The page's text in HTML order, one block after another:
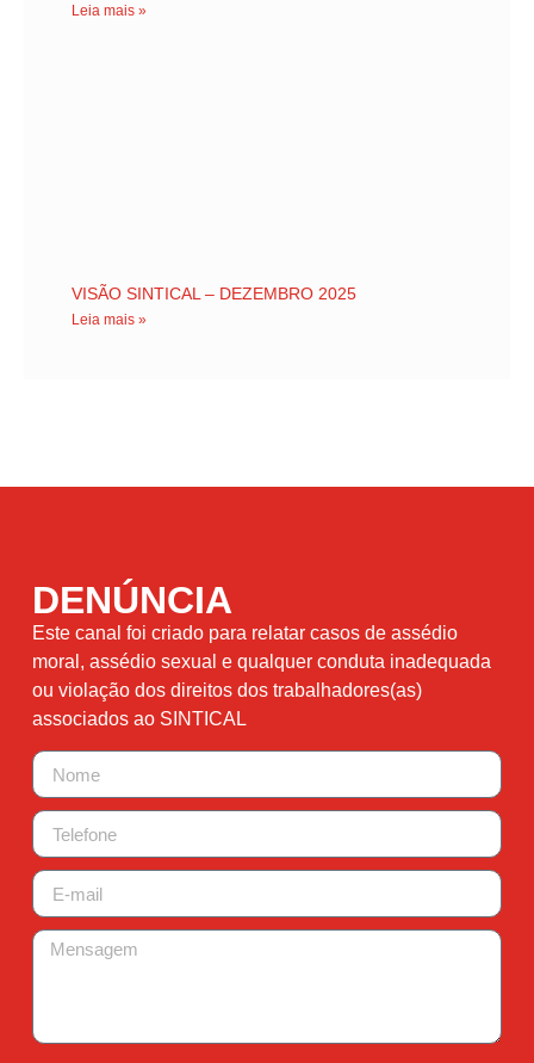
Leia mais »
VISÃO SINTICAL – DEZEMBRO 2025
Leia mais »
DENÚNCIA
Este canal foi criado para relatar casos de assédio
moral, assédio sexual e qualquer conduta inadequada
ou violação dos direitos dos trabalhadores(as)
associados ao SINTICAL